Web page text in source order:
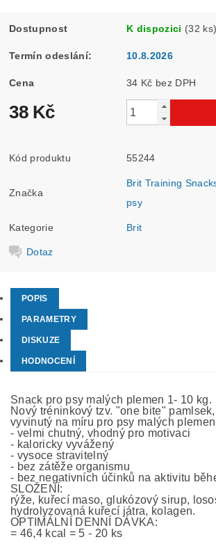
Dostupnost K dispozici (32 ks)
Termín odeslání: 10.8.2026
Cena 34 Kč bez DPH
38 Kč
Kód produktu 55244
Značka
Brit Training
psy
Kategorie Brit
Dotaz
POPIS
PARAMETRY
DISKUZE
HODNOCENÍ
Snack pro psy malých plemen 1- 10 kg.
Nový tréninkový tzv. "one bite"
vyvinutý na míru pro psy malých
- velmi chutný, vhodný pro motivaci
- kaloricky vyvážený
- vysoce stravitelný
- bez zátěže organismu
- bez negativních účinků na aktivitu
SLOŽENÍ:
rýže, kuřecí maso, glukózový sirup,
hydrolyzovaná kuřecí játra, kolagen.
OPTIMÁLNÍ DENNÍ DÁVKA:
= 46,4 kcal = 5 - 20 ks